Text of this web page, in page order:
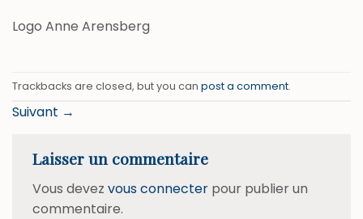
Logo Anne Arensberg
Trackbacks are closed, but you can post a comment.
Suivant →
Laisser un commentaire
Vous devez vous connecter pour publier un
commentaire.